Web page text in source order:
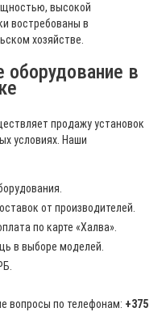
высокой
востребованы в
хозяйстве.
оборудование в
продажу установок
условиях. Наши
от производителей.
по карте «Халва».
в выборе моделей.
вопросы по телефонам: +375